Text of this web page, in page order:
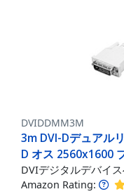
DVIDDMM3M
3m DVI-Dデュアル
D オス 2560x1600
DVIデジタルデバイ
Amazon Rating: